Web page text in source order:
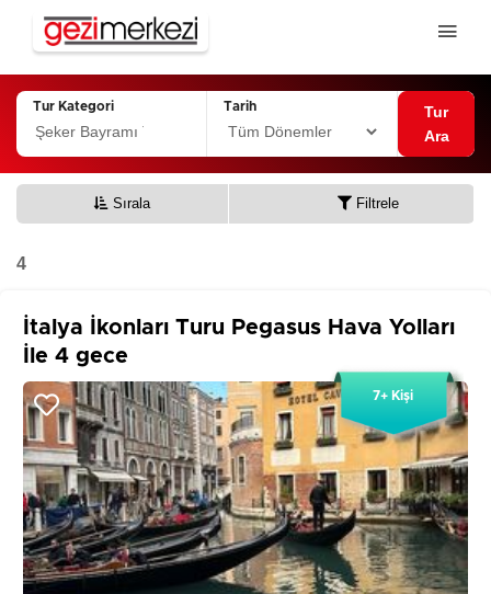
Tur Kategori Tarih
Tur
Ara
Sırala Filtrele
4
İtalya İkonları Turu Pegasus Hava Yolları
İle 4 gece
7+ Kişi